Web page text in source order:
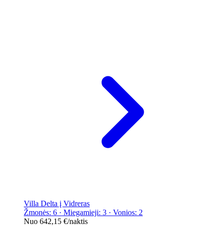
Villa Delta į Vidreras
Žmonės: 6 · Miegamieji: 3 · Vonios: 2
Nuo 642,15 €/naktis